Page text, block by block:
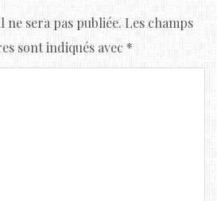
ne sera pas publiée. Les champs
sont indiqués avec*